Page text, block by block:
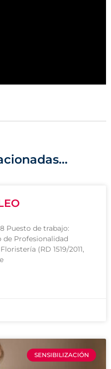
Puesto de trabajo:
Profesionalidad
(RD 1519/2011,
SENSIBILIZACIÓN